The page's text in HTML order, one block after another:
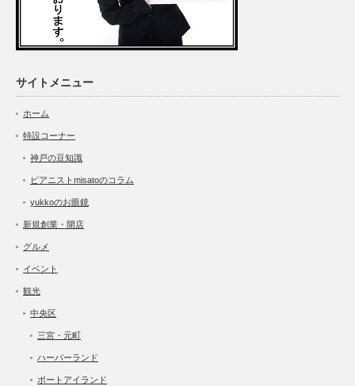
サイトメニュー
ホーム
特設コーナー
神戸の豆知識
ピアニストmisatoのコラム
yukkoのお眼鏡
新規創業・開店
グルメ
イベント
観光
中央区
三宮・元町
ハーバーランド
ポートアイランド